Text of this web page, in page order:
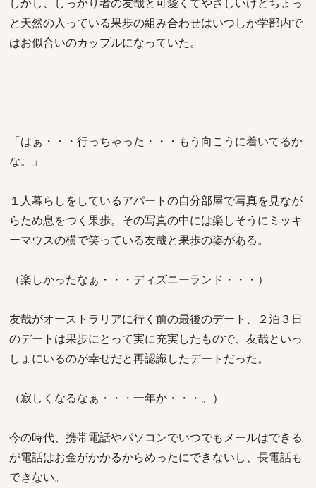
と天然の入っている果歩の組み合わせはいつしか学部内で
はお似合いのカップルになっていた。
「はぁ・・・行っちゃった・・・もう向こうに着いてるか
な。」
１人暮らしをしているアパートの自分部屋で写真を見なが
らため息をつく果歩。その写真の中には楽しそうにミッキ
ーマウスの横で笑っている友哉と果歩の姿がある。
（楽しかったなぁ・・・ディズニーランド・・・）
友哉がオーストラリアに行く前の最後のデート、２泊３日
のデートは果歩にとって実に充実したもので、友哉といっ
しょにいるのが幸せだと再認識したデートだった。
（寂しくなるなぁ・・・一年か・・・。）
今の時代、携帯電話やパソコンでいつでもメールはできる
が電話はお金がかかるからめったにできないし、長電話も
できない。